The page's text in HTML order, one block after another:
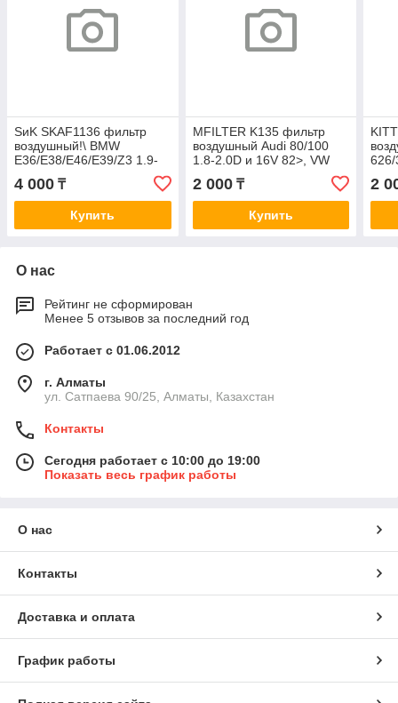
SиK SKAF1136 фильтр
воздушный!\ BMW
E36/E38/E46/E39/Z3 1.9-
4 000 ₸
Купить
MFILTER K135 фильтр
воздушный Audi 80/100
1.8-2.0D и 16V 82>, VW
-92 A0090
2 000₸
Купить
2
О нас
Рейтинг не сформирован
Менее 5 отзывов за последний год
Работает с 01.06.2012
г. Алматы
ул. Сатпаева 90/25, Алматы, Казахстан
Контакты
Сегодня работает с 10:00 до 19:00
Показать весь график работы
О нас
Контакты
Доставка и оплата
График работы